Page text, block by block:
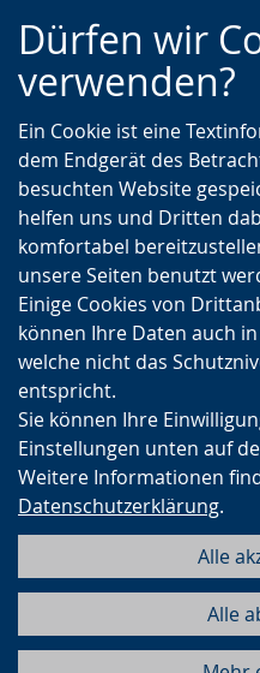
Dürfen wir
verwenden?
Ein Cookie ist eine
dem Endgerät des
besuchten Website
helfen uns und Dritten
komfortabel
unsere Seiten benutzt
Einige Cookies von
können Ihre Daten auch
welche nicht das
entspricht.
Sie können Ihre
Einstellungen unten auf
Weitere Informationen
Datenschutzerklärung.
Alle
Alle